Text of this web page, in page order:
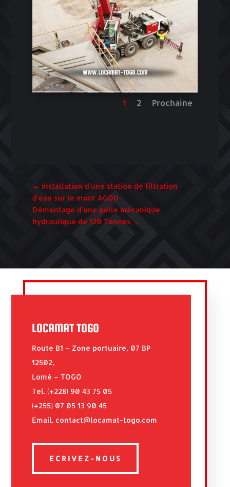
1 2 Prochaine
← Installation d'une station de filtration
d'eau sur le mont AGOU
Démontage d'une pelle mécanique
hydraulique de 120 Tonnes→
LOCAMAT TOGO
Route B1 – Zone portuaire, 07 BP
12502,
Lomé – TOGO
Tel. (+228) 90 43 75 05
(+255) 07 05 13 90 45
Email. contact@locamat-togo.com
ECRIVEZ-NOUS